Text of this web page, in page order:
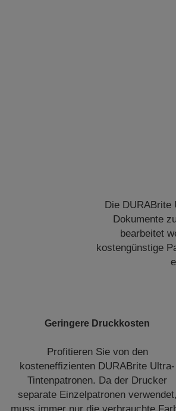
Die DURABrite
Dokumente
bearbeitet
kostengünstige
Geringere Druckkosten
Profitieren Sie von den
kosteneffizienten DURABrite Ultra-
Tintenpatronen. Da der Drucker
separate Einzelpatronen